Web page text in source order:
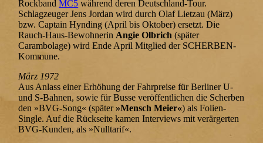
RockbandMC5 während deren Deutschland-Tour.
Schlagzeuger Jens Jordan wird durch Olaf Lietzau (März)
bzw. Captain Hynding (April bis Oktober) ersetzt. Die
Rauch-Haus-Bewohnerin Angie Olbrich (später
Carambolage) wird Ende April Mitglied der SCHERBEN-
Kommune.
März 1972
Aus Anlass einer Erhöhung der Fahrpreise für Berliner U-
und S-Bahnen, sowie für Busse veröffentlichen die Scherben
den »BVG-Song« (später»Mensch Meier«) als Folien-
Single. Auf die Rückseite kamen Interviews mit verärgerten
BVG-Kunden, als »Nulltarif«.